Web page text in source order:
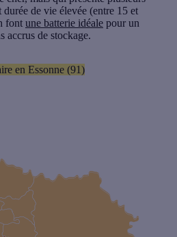
durée de vie élevée (entre 15 et
font une batterie idéale pour un
accrus de stockage.
en Essonne (91)